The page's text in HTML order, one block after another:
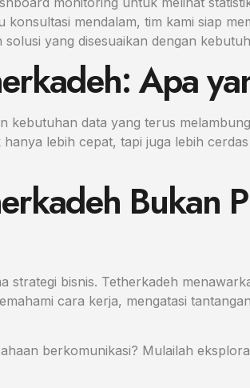
mendalam, tim kami siap
solusi yang disesuaikan dengan
Apa
kebutuhan data yang terus
lebih cepat, tapi juga lebih
Bukan
strategi bisnis. Tetherkadeh
cara kerja, mengatasi
berkomunikasi? Mulailah